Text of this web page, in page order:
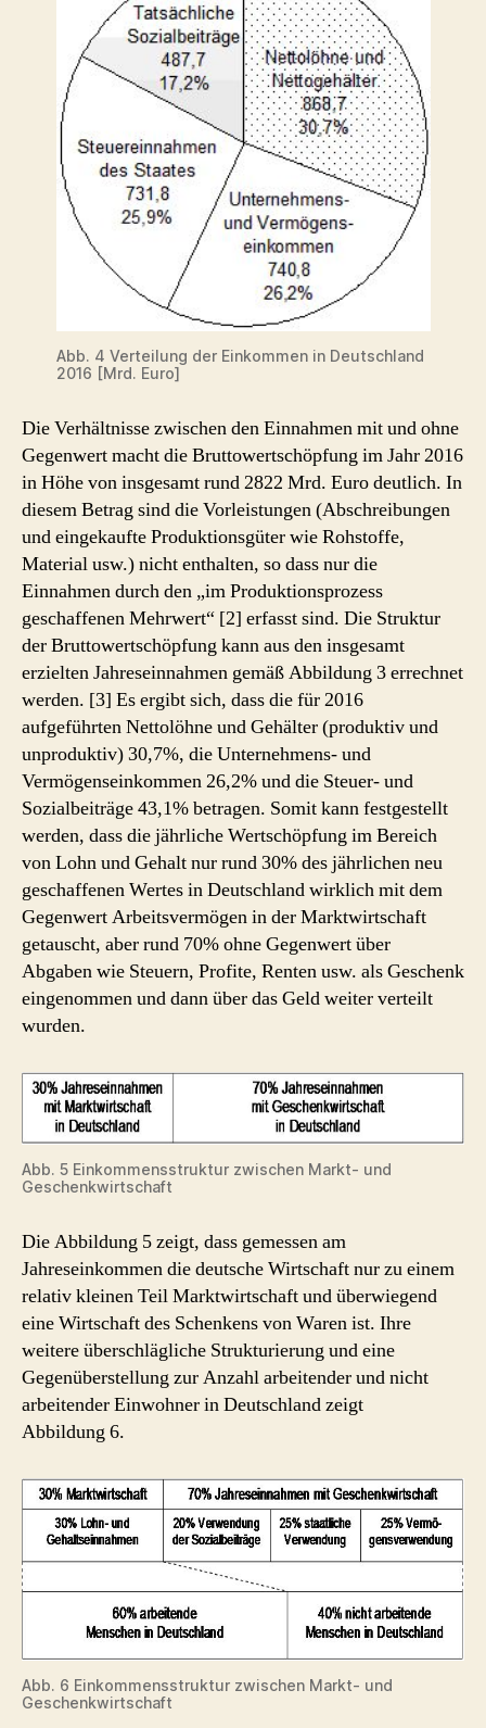
Abb. 4 Verteilung der Einkommen in Deutschland
2016 [Mrd. Euro]
Die Verhältnisse zwischen den Einnahmen mit und ohne
Gegenwert macht die Bruttowertschöpfung im Jahr 2016
in Höhe von insgesamt rund 2822 Mrd. Euro deutlich. In
diesem Betrag sind die Vorleistungen (Abschreibungen
und eingekaufte Produktionsgüter wie Rohstoffe,
Material usw.) nicht enthalten, so dass nur die
Einnahmen durch den „im Produktionsprozess
geschaffenen Mehrwert“ [2] erfasst sind. Die Struktur
der Bruttowertschöpfung kann aus den insgesamt
erzielten Jahreseinnahmen gemäß Abbildung 3 errechnet
werden. [3] Es ergibt sich, dass die für 2016
aufgeführten Nettolöhne und Gehälter (produktiv und
unproduktiv) 30,7%, die Unternehmens- und
Vermögenseinkommen 26,2% und die Steuer- und
Sozialbeiträge 43,1% betragen. Somit kann festgestellt
werden, dass die jährliche Wertschöpfung im Bereich
von Lohn und Gehalt nur rund 30% des jährlichen neu
geschaffenen Wertes in Deutschland wirklich mit dem
Gegenwert Arbeitsvermögen in der Marktwirtschaft
getauscht, aber rund 70% ohne Gegenwert über
Abgaben wie Steuern, Profite, Renten usw. als Geschenk
eingenommen und dann über das Geld weiter verteilt
wurden.
Abb. 5 Einkommensstruktur zwischen Markt- und
Geschenkwirtschaft
Die Abbildung 5 zeigt, dass gemessen am
Jahreseinkommen die deutsche Wirtschaft nur zu einem
relativ kleinen Teil Marktwirtschaft und überwiegend
eine Wirtschaft des Schenkens von Waren ist. Ihre
weitere überschlägliche Strukturierung und eine
Gegenüberstellung zur Anzahl arbeitender und nicht
arbeitender Einwohner in Deutschland zeigt
Abbildung 6.
Abb. 6 Einkommensstruktur zwischen Markt- und
Geschenkwirtschaft